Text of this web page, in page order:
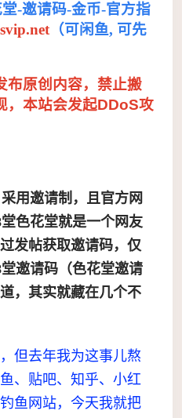
-邀请码-金币-官方指
（可闲鱼, 可先
布原创内容，禁止搬
，本站会发起DDoS攻
用邀请制，且官方网
色花堂就是一个网友
发帖获取邀请码，仅
邀请码 （色花堂邀请
，其实就藏在几个不
但去年我为这事儿熬
、贴吧、知乎、小红
鱼网站，今天我就把